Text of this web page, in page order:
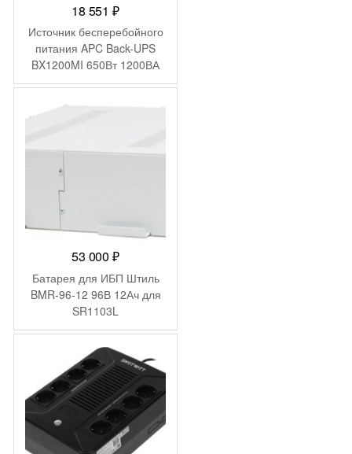
18 551₽
Источник бесперебойного
питания APC Back-UPS
BX1200MI 650Вт 1200ВА
черный
53 000₽
Батарея для ИБП Штиль
BMR-96-12 96В 12Ач для
SR1103L